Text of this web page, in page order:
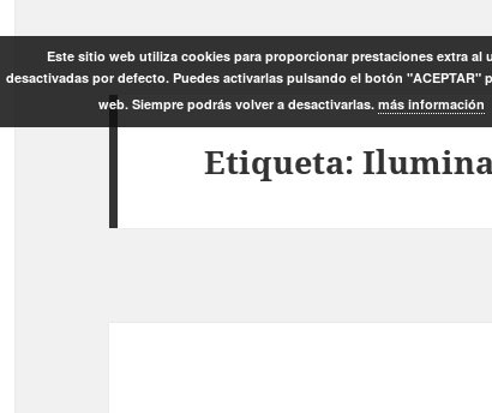
Etiqueta:
Este sitio web utiliza cookies para proporcionar prestaciones extra al
desactivadas por defecto. Puedes activarlas pulsando el botón "ACEPTAR"
web. Siempre podrás volver a desactivarlas. más información